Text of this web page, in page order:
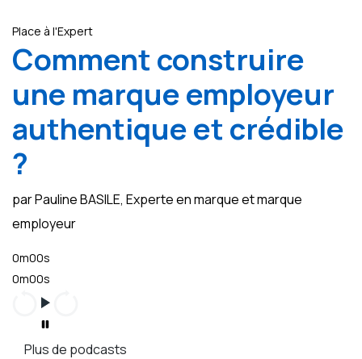
Place à l'Expert
Comment construire
une marque employeur
authentique et crédible
?
par Pauline BASILE, Experte en marque et marque
employeur
0m00s
0m00s
Plus de podcasts